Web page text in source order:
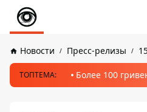
Новости Пресс-релизы
ТОПТЕМА: Более 100